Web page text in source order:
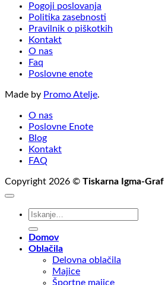
Pogoji poslovanja
Politika zasebnosti
Pravilnik o piškotkih
Kontakt
O nas
Faq
Poslovne enote
Made by Promo Atelje.
O nas
Poslovne Enote
Blog
Kontakt
FAQ
Copyright 2026 © Tiskarna Igma-Graf
Išči:
Domov
Oblačila
Delovna oblačila
Majice
Športne majice